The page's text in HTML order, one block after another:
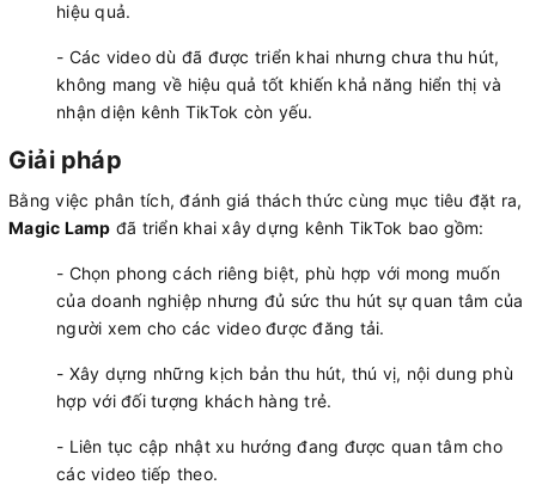
hiệu quả.
- Các video dù đã được triển khai nhưng chưa thu hút,
không mang về hiệu quả tốt khiến khả năng hiển thị và
nhận diện kênh TikTok còn yếu.
Giải pháp
Bằng việc phân tích, đánh giá thách thức cùng mục tiêu đặt ra,
Magic Lamp đã triển khai xây dựng kênh TikTok bao gồm:
- Chọn phong cách riêng biệt, phù hợp với mong muốn
của doanh nghiệp nhưng đủ sức thu hút sự quan tâm của
người xem cho các video được đăng tải.
- Xây dựng những kịch bản thu hút, thú vị, nội dung phù
hợp với đối tượng khách hàng trẻ.
- Liên tục cập nhật xu hướng đang được quan tâm cho
các video tiếp theo.